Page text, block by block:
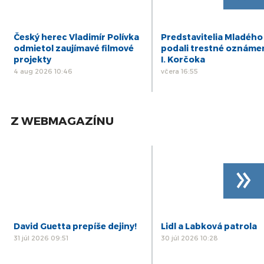
Český herec Vladimír Polívka
odmietol zaujímavé filmové
projekty
4 aug 2026 10:46
Predstavitelia Mladého
podali trestné
I. Korčoka
včera 16:55
Z WEBMAGAZÍNU
David Guetta prepíše dejiny!
31 júl 2026 09:51
Lidl a Labková patrola
30 júl 2026 10:28
»